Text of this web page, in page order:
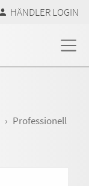
HÄNDLER LOGIN
Professionell